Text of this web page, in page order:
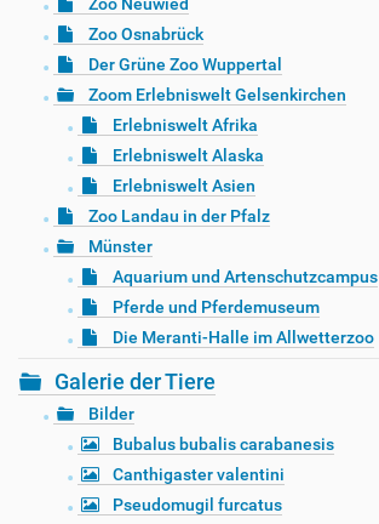
Zoo Neuwied
Zoo Osnabrück
Der Grüne Zoo Wuppertal
Zoom Erlebniswelt Gelsenkirchen
Erlebniswelt Afrika
Erlebniswelt Alaska
Erlebniswelt Asien
Zoo Landau in der Pfalz
Münster
Aquarium und Artenschutzcampus
Pferde und Pferdemuseum
Die Meranti-Halle im Allwetterzoo
Galerie der Tiere
Bilder
Bubalus bubalis carabanesis
Canthigaster valentini
Pseudomugil furcatus